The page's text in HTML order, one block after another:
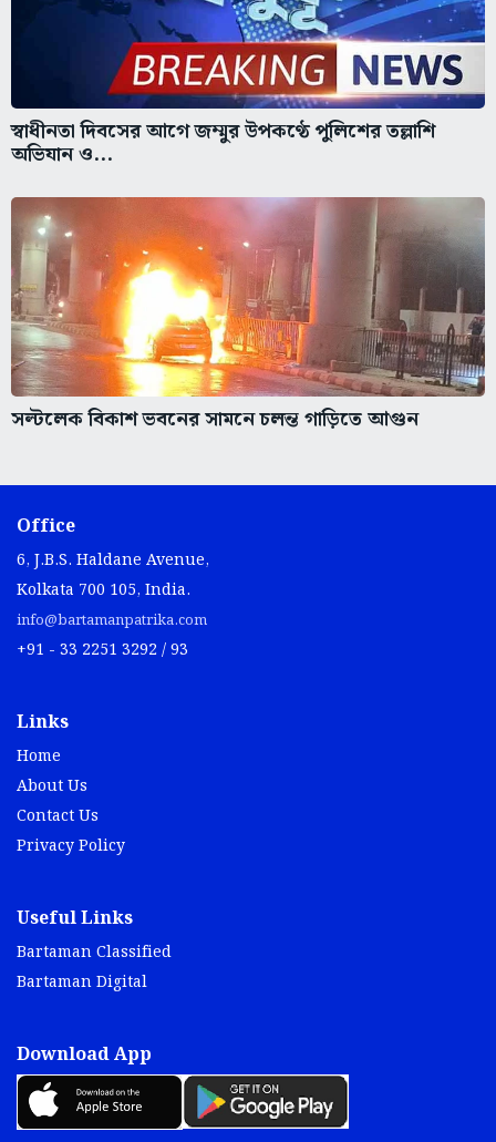
স্বাধীনতা দিবসের আগে জম্মুর উপকণ্ঠে পুলিশের তল্লাশি
অভিযান ও...
সল্টলেক বিকাশ ভবনের সামনে চলন্ত গাড়িতে আগুন
Office
6, J.B.S. Haldane Avenue,
Kolkata 700 105, India.
info@bartamanpatrika.com
+91 - 33 2251 3292 / 93
Links
Home
About Us
Contact Us
Privacy Policy
Useful Links
Bartaman Classified
Bartaman Digital
Download App